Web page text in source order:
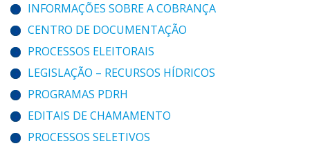
INFORMAÇÕES SOBRE A COBRANÇA
CENTRO DE DOCUMENTAÇÃO
PROCESSOS ELEITORAIS
LEGISLAÇÃO – RECURSOS HÍDRICOS
PROGRAMAS PDRH
EDITAIS DE CHAMAMENTO
PROCESSOS SELETIVOS